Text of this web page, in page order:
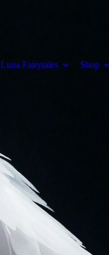
Luna Fairytales Shop